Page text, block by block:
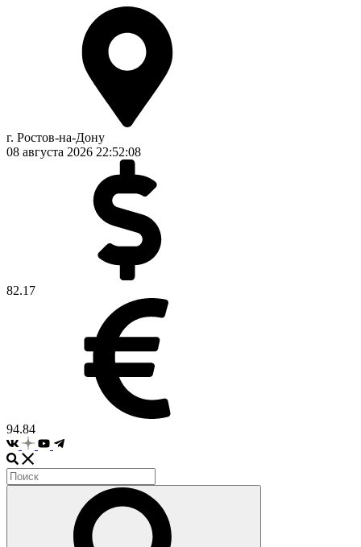
г. Ростов-на-Дону
08 августа 2026 22:52:08
82.17
94.84